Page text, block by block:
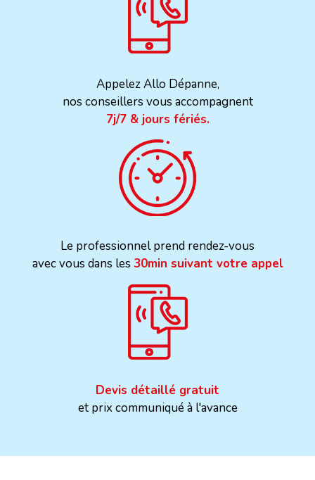
Appelez Allo Dépanne,
nos conseillers vous accompagnent
7j/7 & jours fériés.
Le professionnel prend rendez-vous
avec vous dans les 30min suivant votre appel
Devis détaillé gratuit
et prix communiqué à l'avance